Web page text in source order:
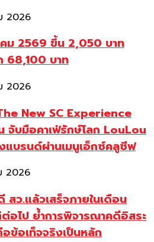
2026
ม 2569 ขึ้น 2,050 บาท
บาท
2026
New SC Experience
จับมือคาเฟ่รักษ์โลก LouLou
บรนด์ผ่านเมนูเอ็กซ์คลูซีฟ
2026
ว.แล้วเสร็จภายในเดือน
อไป ย้ำการพิจารณาคดีอิสระ
ข้อเท็จจริงเป็นหลัก